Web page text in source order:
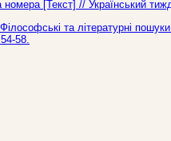
номера [Текст] // Український
та літературні
58.